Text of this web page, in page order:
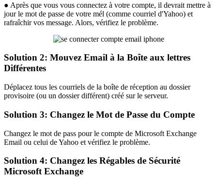
● Après que vous vous connectez à votre compte, il devrait mettre à
jour le mot de passe de votre mél (comme courriel d'Yahoo) et
rafraîchir vos message. Alors, vérifiez le problème.
Solution 2: Mouvez Email à la Boîte aux lettres
Différentes
Déplacez tous les courriels de la boîte de réception au dossier
provisoire (ou un dossier différent) créé sur le serveur.
Solution 3: Changez le Mot de Passe du Compte
Changez le mot de pass pour le compte de Microsoft Exchange
Email ou celui de Yahoo et vérifiez le problème.
Solution 4: Changez les Régables de Sécurité
Microsoft Exchange